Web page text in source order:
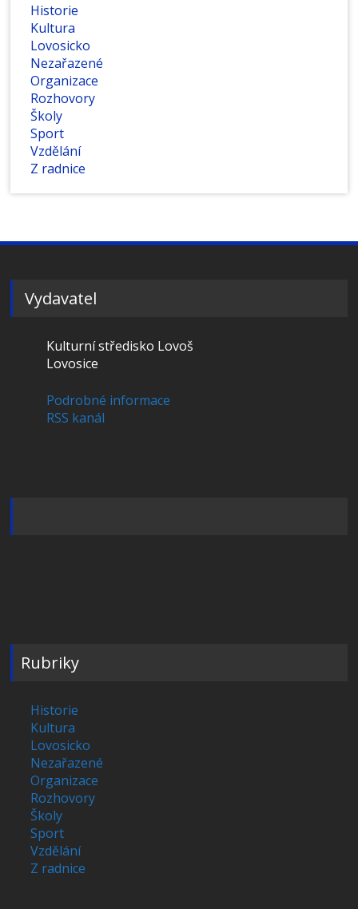
Historie
Kultura
Lovosicko
Nezařazené
Organizace
Rozhovory
Školy
Sport
Vzdělání
Z radnice
Vydavatel
Kulturní středisko Lovoš
Lovosice
Podrobné informace
RSS kanál
Rubriky
Historie
Kultura
Lovosicko
Nezařazené
Organizace
Rozhovory
Školy
Sport
Vzdělání
Z radnice